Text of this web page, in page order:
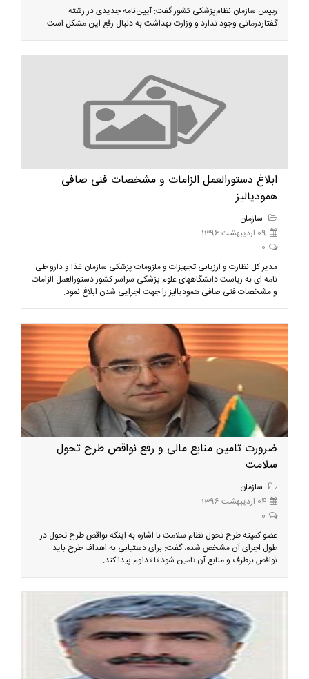
رییس سازمان نظام‌پزشکی کشور گفت: آیین‌نامه جدیدی در رشته
گفتار‌درمانی وجود ندارد و وزارت بهداشت به دنبال رفع این مشکل است.
ابلاغ دستورالعمل الزامات و مشخصات فنی صافی
همودیالیز
سازمان
09 اردیبهشت 1396
0
مدیر کل نظارت و ارزیابی تجهیزات و ملزومات پزشکی سازمان غذا و دارو طی
نامه ای به ریاست دانشگاههای علوم پزشکی سراسر کشور دستورالعمل الزامات
و مشخصات فنی صافی همودیالیز را جهت اجرایی شدن ابلاغ نمود.
ضرورت تامین منابع مالی و رفع نواقص طرح تحول
سلامت
سازمان
04 اردیبهشت 1396
0
عضو کمیته طرح تحول نظام سلامت با اشاره به اینکه نواقص طرح تحول در
طول اجرای آن مشخص شده، گفت: برای دستیابی به اهداف طرح باید
نواقص برطرف و منابع آن تامین شود تا تداوم پیدا کند.